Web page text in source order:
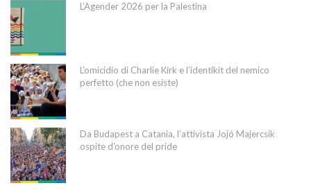
L’Agender 2026 per la Palestina
L’omicidio di Charlie Kirk e l’identikit del nemico
perfetto (che non esiste)
Da Budapest a Catania, l’attivista Jojó Majercsik
ospite d’onore del pride